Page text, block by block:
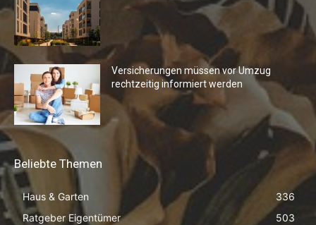
Versicherungen müssen vor Umzug
rechtzeitig informiert werden
Beliebte Themen
Haus & Garten
336
Ratgeber Eigentümer
503